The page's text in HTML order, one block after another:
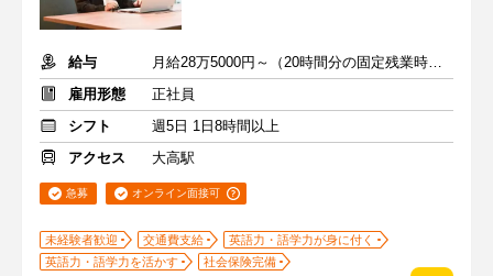
給与
月給28万5000円～（20時間分の固定残業時間代を含む）
雇用形態
正社員
シフト
週5日 1日8時間以上
アクセス
大高駅
急募 オンライン面接可
未経験者歓迎 交通費支給
英語力・語学力が身に付く
英語力・語学力を活かす
社会保険完備